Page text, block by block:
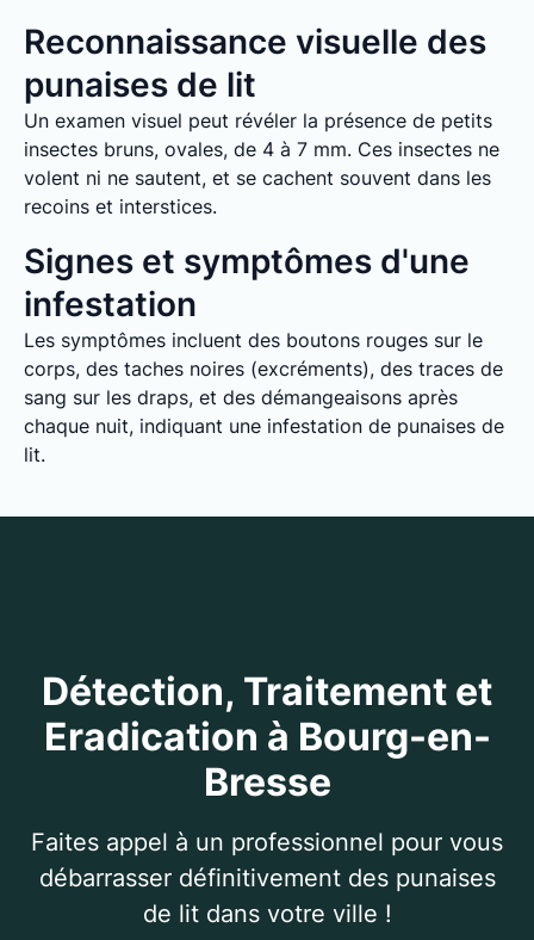
Reconnaissance visuelle des
punaises de lit
Un examen visuel peut révéler la présence de petits
insectes bruns, ovales, de 4 à 7 mm. Ces insectes ne
volent ni ne sautent, et se cachent souvent dans les
recoins et interstices.
Signes et symptômes d'une
infestation
Les symptômes incluent des boutons rouges sur le
corps, des taches noires (excréments), des traces de
sang sur les draps, et des démangeaisons après
chaque nuit, indiquant une infestation de punaises de
lit.
Détection, Traitement et
Eradication à Bourg-en-
Bresse
Faites appel à un professionnel pour vous
débarrasser définitivement des punaises
de lit dans votre ville !